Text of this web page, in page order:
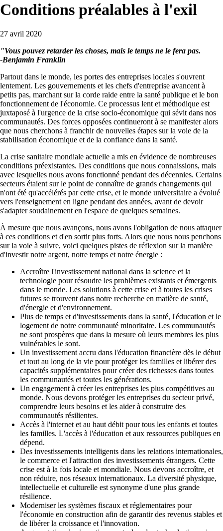
Conditions préalables à l'exil
27 avril 2020
"Vous pouvez retarder les choses, mais le temps ne le fera pas.
-Benjamin Franklin
Partout dans le monde, les portes des entreprises locales s'ouvrent
lentement. Les gouvernements et les chefs d'entreprise avancent à
petits pas, marchant sur la corde raide entre la santé publique et le bon
fonctionnement de l'économie. Ce processus lent et méthodique est
juxtaposé à l'urgence de la crise socio-économique qui sévit dans nos
communautés. Des forces opposées continueront à se manifester alors
que nous cherchons à franchir de nouvelles étapes sur la voie de la
stabilisation économique et de la confiance dans la santé.
La crise sanitaire mondiale actuelle a mis en évidence de nombreuses
conditions préexistantes. Des conditions que nous connaissions, mais
avec lesquelles nous avons fonctionné pendant des décennies. Certains
secteurs étaient sur le point de connaître de grands changements qui
n'ont été qu'accélérés par cette crise, et le monde universitaire a évolué
vers l'enseignement en ligne pendant des années, avant de devoir
s'adapter soudainement en l'espace de quelques semaines.
À mesure que nous avançons, nous avons l'obligation de nous attaquer
à ces conditions et d'en sortir plus forts. Alors que nous nous penchons
sur la voie à suivre, voici quelques pistes de réflexion sur la manière
d'investir notre argent, notre temps et notre énergie :
Accroître l'investissement national dans la science et la
technologie pour résoudre les problèmes existants et émergents
dans le monde. Les solutions à cette crise et à toutes les crises
futures se trouvent dans notre recherche en matière de santé,
d'énergie et d'environnement.
Plus de temps et d'investissements dans la santé, l'éducation et le
logement de notre communauté minoritaire. Les communautés
ne sont prospères que dans la mesure où leurs membres les plus
vulnérables le sont.
Un investissement accru dans l'éducation financière dès le début
et tout au long de la vie pour protéger les familles et libérer des
capacités supplémentaires pour créer des richesses dans toutes
les communautés et toutes les générations.
Un engagement à créer les entreprises les plus compétitives au
monde. Nous devons protéger les entreprises du secteur privé,
comprendre leurs besoins et les aider à construire des
communautés résilientes.
Accès à l'internet et au haut débit pour tous les enfants et toutes
les familles. L'accès à l'éducation et aux ressources publiques en
dépend.
Des investissements intelligents dans les relations internationales,
le commerce et l'attraction des investissements étrangers. Cette
crise est à la fois locale et mondiale. Nous devons accroître, et
non réduire, nos réseaux internationaux. La diversité physique,
intellectuelle et culturelle est synonyme d'une plus grande
résilience.
Moderniser les systèmes fiscaux et réglementaires pour
l'économie en construction afin de garantir des revenus stables et
de libérer la croissance et l'innovation.